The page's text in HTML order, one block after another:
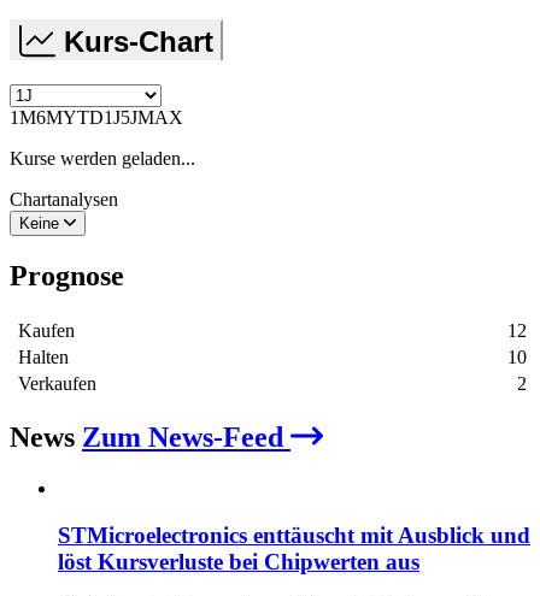
Kurs-Chart
1M6MYTD1J5JMAX
Kurse werden geladen...
Chartanalysen
Keine
Prognose
Kaufen
12
Halten
10
Verkaufen
2
News Zum News-Feed
STMicroelectronics enttäuscht mit Ausblick und
löst Kursverluste bei Chipwerten aus